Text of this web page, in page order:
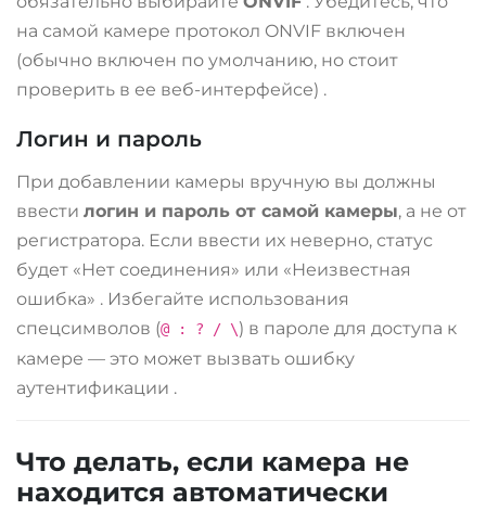
на самой камере протокол ONVIF включен
(обычно включен по умолчанию, но стоит
проверить в ее веб-интерфейсе) .
Логин и пароль
При добавлении камеры вручную вы должны
ввести логин и пароль от самой камеры, а не от
регистратора. Если ввести их неверно, статус
будет «Нет соединения» или «Неизвестная
ошибка» . Избегайте использования
спецсимволов (@ : ? / \) в пароле для доступа к
камере — это может вызвать ошибку
аутентификации .
Что делать, если камера не
находится автоматически